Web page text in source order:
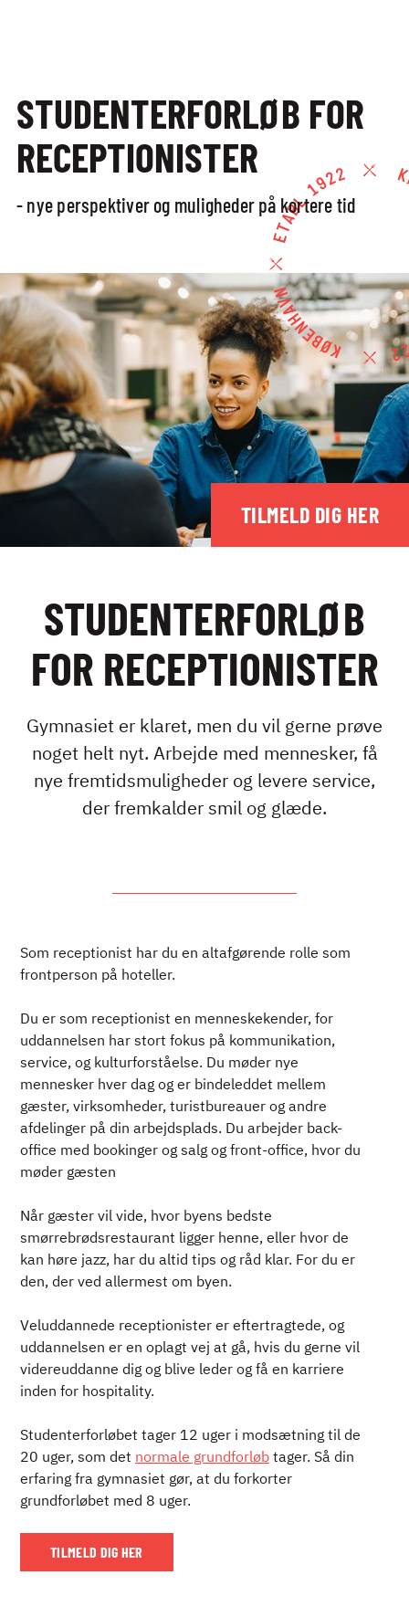
UDDANNELSER
ERHVERVS­
UDDANNELSER
EUX GASTRO
SCIENCE
10. KLASSE
TIL FORÆLDRE
FÅ EN LÆREPLADS
KONTAKT
NYHEDER
JOBBØRS
FOR VIRKSOMHEDER
ELEVINTRA (LOGIN)
TIDLIGERE ELEV
ENGLISH
STUDENTERFORLØB FOR
RECEPTIONISTER
- nye perspektiver og muligheder på kortere tid
TILMELD DIG HER
STUDENTERFORLØB
FOR RECEPTIONISTER
Gymnasiet er klaret, men du vil gerne prøve
noget helt nyt. Arbejde med mennesker, få
nye fremtidsmuligheder og levere service,
der fremkalder smil og glæde.
Som receptionist har du en altafgørende rolle som
frontperson på hoteller.
Du er som receptionist en menneskekender, for
uddannelsen har stort fokus på kommunikation,
service, og kulturforståelse. Du møder nye
mennesker hver dag og er bindeleddet mellem
gæster, virksomheder, turistbureauer og andre
afdelinger på din arbejdsplads. Du arbejder back-
office med bookinger og salg og front-office, hvor du
møder gæsten
Når gæster vil vide, hvor byens bedste
smørrebrødsrestaurant ligger henne, eller hvor de
kan høre jazz, har du altid tips og råd klar. For du er
den, der ved allermest om byen.
Veluddannede receptionister er eftertragtede, og
uddannelsen er en oplagt vej at gå, hvis du gerne vil
videreuddanne dig og blive leder og få en karriere
inden for hospitality.
Studenterforløbet tager 12 uger i modsætning til de
20 uger, som det normale grundforløb tager. Så din
erfaring fra gymnasiet gør, at du forkorter
grundforløbet med 8 uger.
TILMELD DIG HER